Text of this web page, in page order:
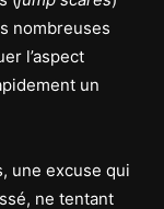
nombreuses
l’aspect
un
une excuse qui
ne tentant